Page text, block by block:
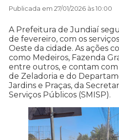
Publicada em 27/01/2026 às 10:00
A Prefeitura de Jundiaí
de fevereiro, com os
Oeste da cidade. As ações
como Medeiros, Fazenda
entre outros, e contam
de Zeladoria e do
Jardins e Praças, da
Serviços Públicos (SMISP).